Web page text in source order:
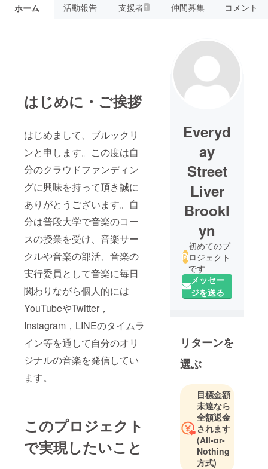
ホーム 活動報告 支援者 1 仲間募集 コメント
はじめに・ご挨拶
はじめまして、ブルックリ
ンと申します。この度は自
分のクラウドファンディン
グに興味を持って頂き誠に
ありがとうございます。自
分は普段大学で音楽のコー
スの授業を受け、音楽サー
クルや音楽の部活、音楽の
実行委員として音楽に毎日
関わりながら個人的には
YouTubeやTwitter，
Instagram，LINEのタイムラ
イン等を通して自分のオリ
ジナルの音楽を発信してい
ます。
このプロジェクト
で実現したいこと
Everyd
ay
Street
Liver
Brookl
yn
初めてのプ
ロジェクト
です
メッセー
ジを送る
リターンを
選ぶ
目標金額
未達なら
全額返金
されます
(All-or-
Nothing
方式)